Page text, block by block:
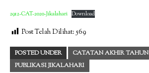
2912-CAT-2020-Jikalahari Download
Post Telah Dilihat: 569
POSTED UNDER CATATAN AKHIR TAHUN
PUBLIKASI JIKALAHARI